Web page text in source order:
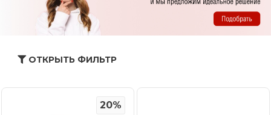
ОТКРЫТЬ ФИЛЬТР
20%